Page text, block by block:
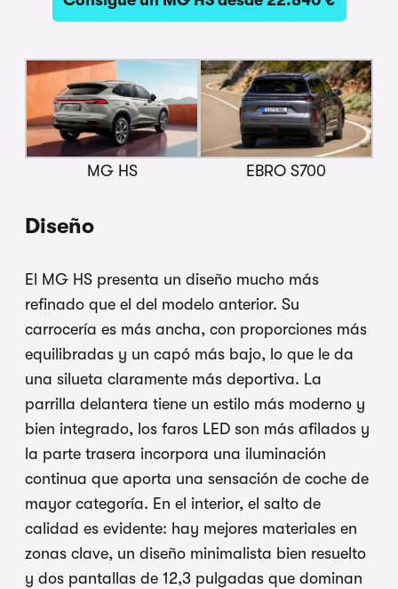
MG HS EBRO S700
Diseño
El MG HS presenta un diseño mucho más
refinado que el del modelo anterior. Su
carrocería es más ancha, con proporciones más
equilibradas y un capó más bajo, lo que le da
una silueta claramente más deportiva. La
parrilla delantera tiene un estilo más moderno y
bien integrado, los faros LED son más afilados y
la parte trasera incorpora una iluminación
continua que aporta una sensación de coche de
mayor categoría. En el interior, el salto de
calidad es evidente: hay mejores materiales en
zonas clave, un diseño minimalista bien resuelto
y dos pantallas de 12,3 pulgadas que dominan